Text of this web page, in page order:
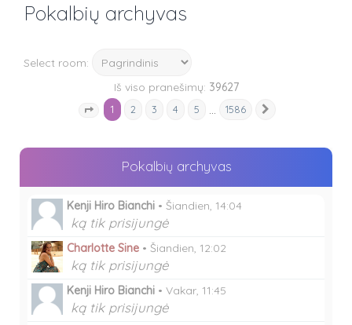
Užimti veidai
Ištikimųjų būstinė
Nemirtingųjų būstinė
Pokalbių archyvas
Select room:
Iš viso pranešimų: 39627
Puslapis1 1586
1 2 3 4 5 … 1586
Pokalbių archyvas
Kenji Hiro Bianchi • Šiandien, 14:04
ką tik prisijungė
Charlotte Sine • Šiandien, 12:02
ką tik prisijungė
Kenji Hiro Bianchi • Vakar, 11:45
ką tik prisijungė